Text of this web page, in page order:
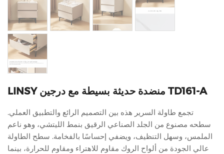
LINSY منضدة حديثة بسيطة مع درجين TD161-A
تجمع طاولة السرير هذه بين التصميم الرائع والتطبيق العملي.
سطحه مصنوع من الجلد الصناعي الرقيق بنمط الليتشي، وهو ناعم
الملمس، وسهل التنظيف، ويضفي إحساسًا بالفخامة. سطح الطاولة
عالي الجودة من ألواح الروك مقاوم للاهتراء ومقاوم للحرارة، بينما